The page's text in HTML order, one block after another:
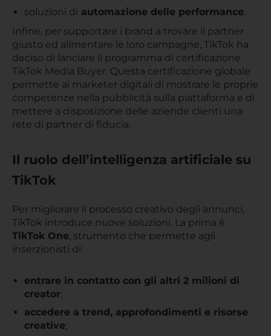
soluzioni di automazione delle performance.
Infine, per supportare i brand a trovare il partner
giusto ed alimentare le loro campagne, TikTok ha
deciso di lanciare il programma di certificazione
TikTok Media Buyer. Questa certificazione globale
permette ai marketer digitali di mostrare le proprie
competenze nella pubblicità sulla piattaforma e di
mettere a disposizione delle aziende clienti una
rete di partner di fiducia.
Il ruolo dell’intelligenza artificiale su
TikTok
Per migliorare il processo creativo degli annunci,
TikTok introduce nuove soluzioni. La prima è
TikTok One, strumento che permette agli
inserzionisti di:
entrare in contatto con gli altri 2 milioni di
creator;
accedere a trend, approfondimenti e risorse
creative;